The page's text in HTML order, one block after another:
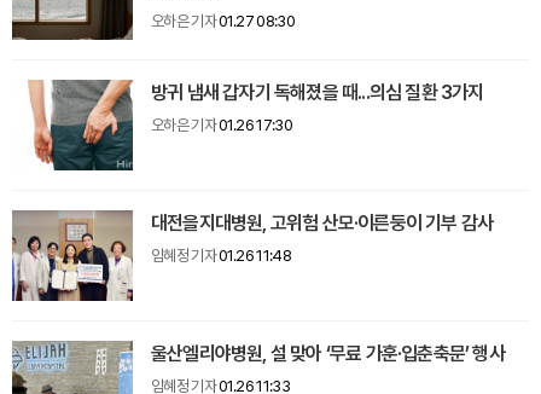
오하은 기자01.27 08:30
방귀 냄새 갑자기 독해졌을 때...의심 질환 3가지
오하은 기자01.26 17:30
대전을지대병원, 고위험 산모·이른둥이 기부 감사
임혜정 기자01.26 11:48
울산엘리야병원, 설 맞아 ‘무료 가훈·입춘축문’ 행사
임혜정 기자01.26 11:33